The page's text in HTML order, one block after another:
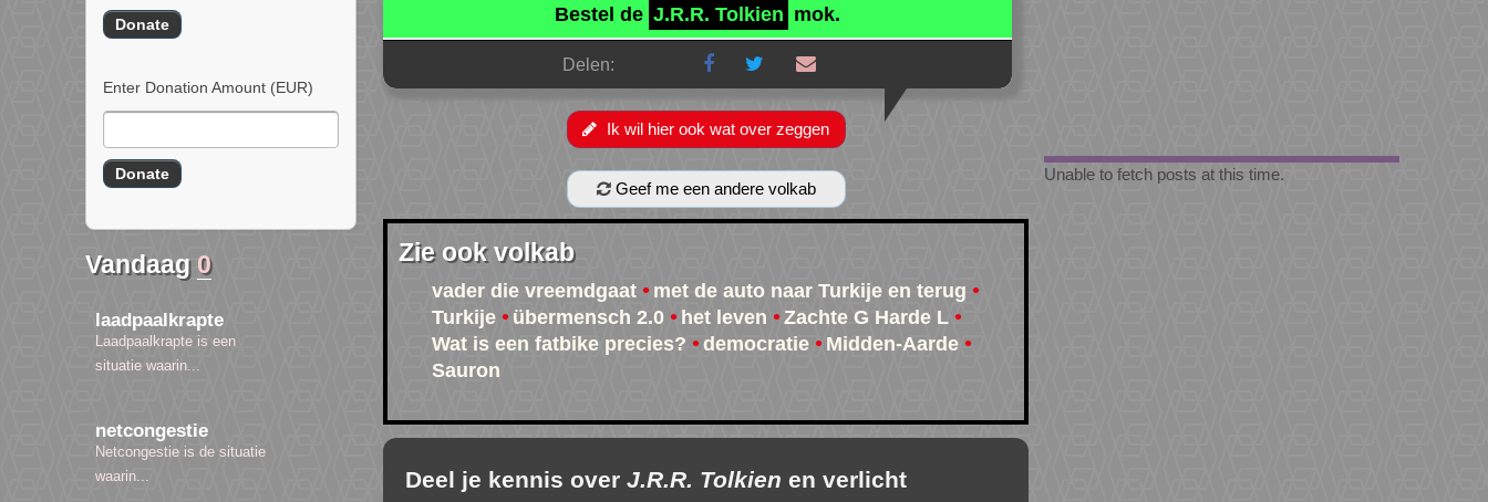
Enter Donation Amount (EUR)
Vandaag 0
laadpaalkrapte
Laadpaalkrapte is een
situatie waarin...
netcongestie
Netcongestie is de situatie
waarin...
Bestel de J.R.R. Tolkien mok.
Delen:
Ik wil hier ook wat over zeggen
Geef me een andere volkab
Zie ook volkab
vader die vreemdgaat
met de auto naar Turkije en terug
Turkije
übermensch 2.0 het leven
Zachte G Harde L
Wat is een fatbike precies?
democratie
Midden-Aarde
Sauron
Deel je kennis over J.R.R. Tolkien en verlicht
Unable to fetch posts at this time.